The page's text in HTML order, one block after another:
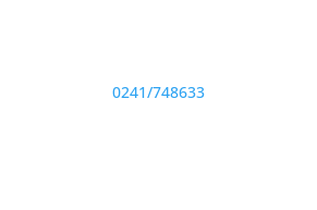
0241/748633